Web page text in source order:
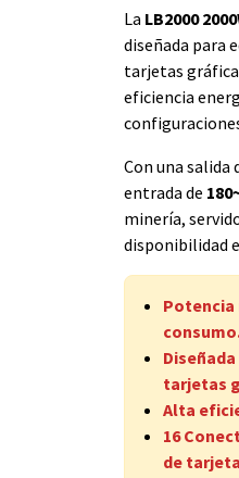
La LB2000
diseñada para
tarjetas
eficiencia
Con una salida
entrada de
minería,
disponibilidad
Potencia
tarjetas
Alta
16
de